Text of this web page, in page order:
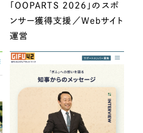
「OOPARTS 2026」のスポ
ンサー獲得支援／Webサイト
運営